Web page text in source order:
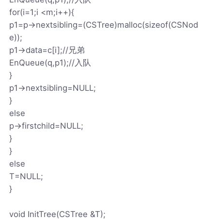
for(i=1;i <m;i++){
p1=p->nextsibling=(CSTree)malloc(sizeof(CSNod
e));
p1->data=c[i];//兄弟
EnQueue(q,p1);//入队
}
p1->nextsibling=NULL;
}
else
p->firstchild=NULL;
}
}
else
T=NULL;
}
void InitTree(CSTree &T);